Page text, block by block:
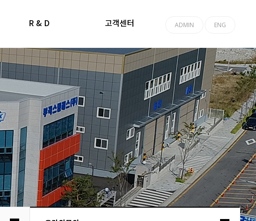
R & D 고객센터 ADMIN ENG